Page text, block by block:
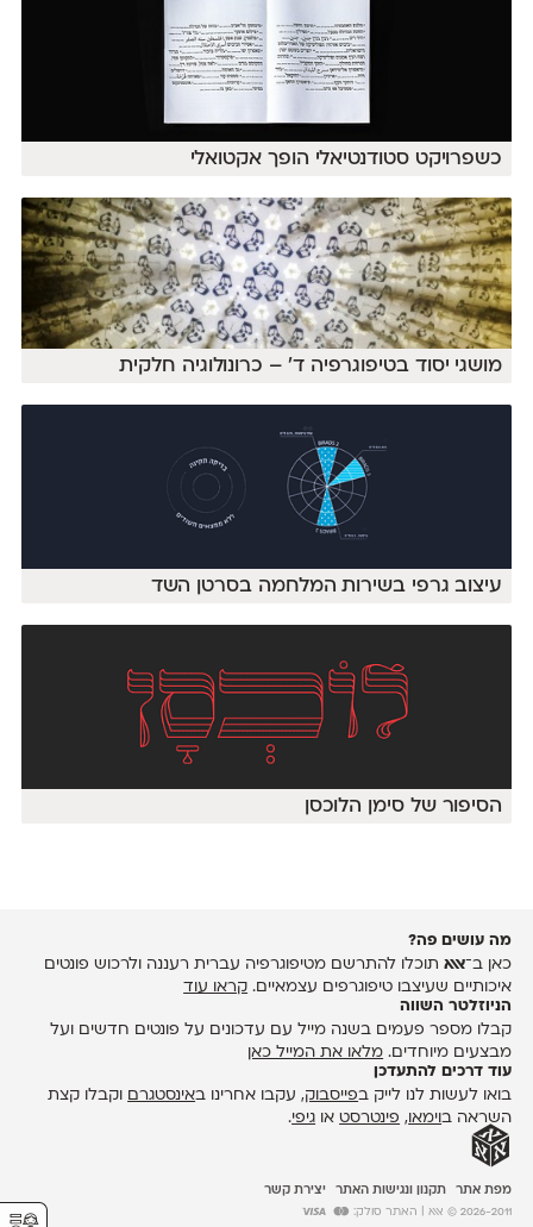
כשפרויקט‭ ‬סטודנטיאלי‭ ‬הופך‭ ‬אקטואלי
מושגי יסוד בטיפוגרפיה ד' – כרונולוגיה חלקית
עיצוב גרפי בשירות המלחמה בסרטן השד
הסיפור של סימן הלוכסן
מה עושים פה?
כאן ב־אאאתוכלו להתרשם מטיפוגרפיה עברית רעננה ולרכוש פונטים
איכותיים שעיצבו טיפוגרפים עצמאיים. קראו עוד
הניוזלטר השווה
קבלו מספר פעמים בשנה מייל עם עדכונים על פונטים חדשים ועל
מבצעים מיוחדים. מלאו את המייל כאן
עוד דרכים להתעדכן
בואו לעשות לנו לייק בפייסבוק, עקבו אחרינו באינסטגרם וקבלו קצת
השראה בוימאו, פינטרסטאו גיפי.
מפת אתר תקנון ונגישות האתר יצירת קשר
2026-2011 © אאא | האתר סולק: